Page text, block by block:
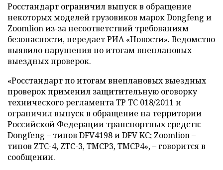
Росстандарт ограничил выпуск в обращение
некоторых моделей грузовиков марок Dongfeng и
Zoomlion из-за несоответствий требованиям
безопасности, передаетРИА «Новости». Ведомство
выявило нарушения по итогам внеплановых
выездных проверок.
«Росстандарт по итогам внеплановых выездных
проверок применил защитительную оговорку
технического регламента ТР ТС 018/2011 и
ограничил выпуск в обращение на территории
Российской Федерации транспортных средств:
Dongfeng – типов DFV4198 и DFV KC; Zoomlion –
типов ZTC-4, ZTC-3, TMCP3, TMCP4», – говорится в
сообщении.